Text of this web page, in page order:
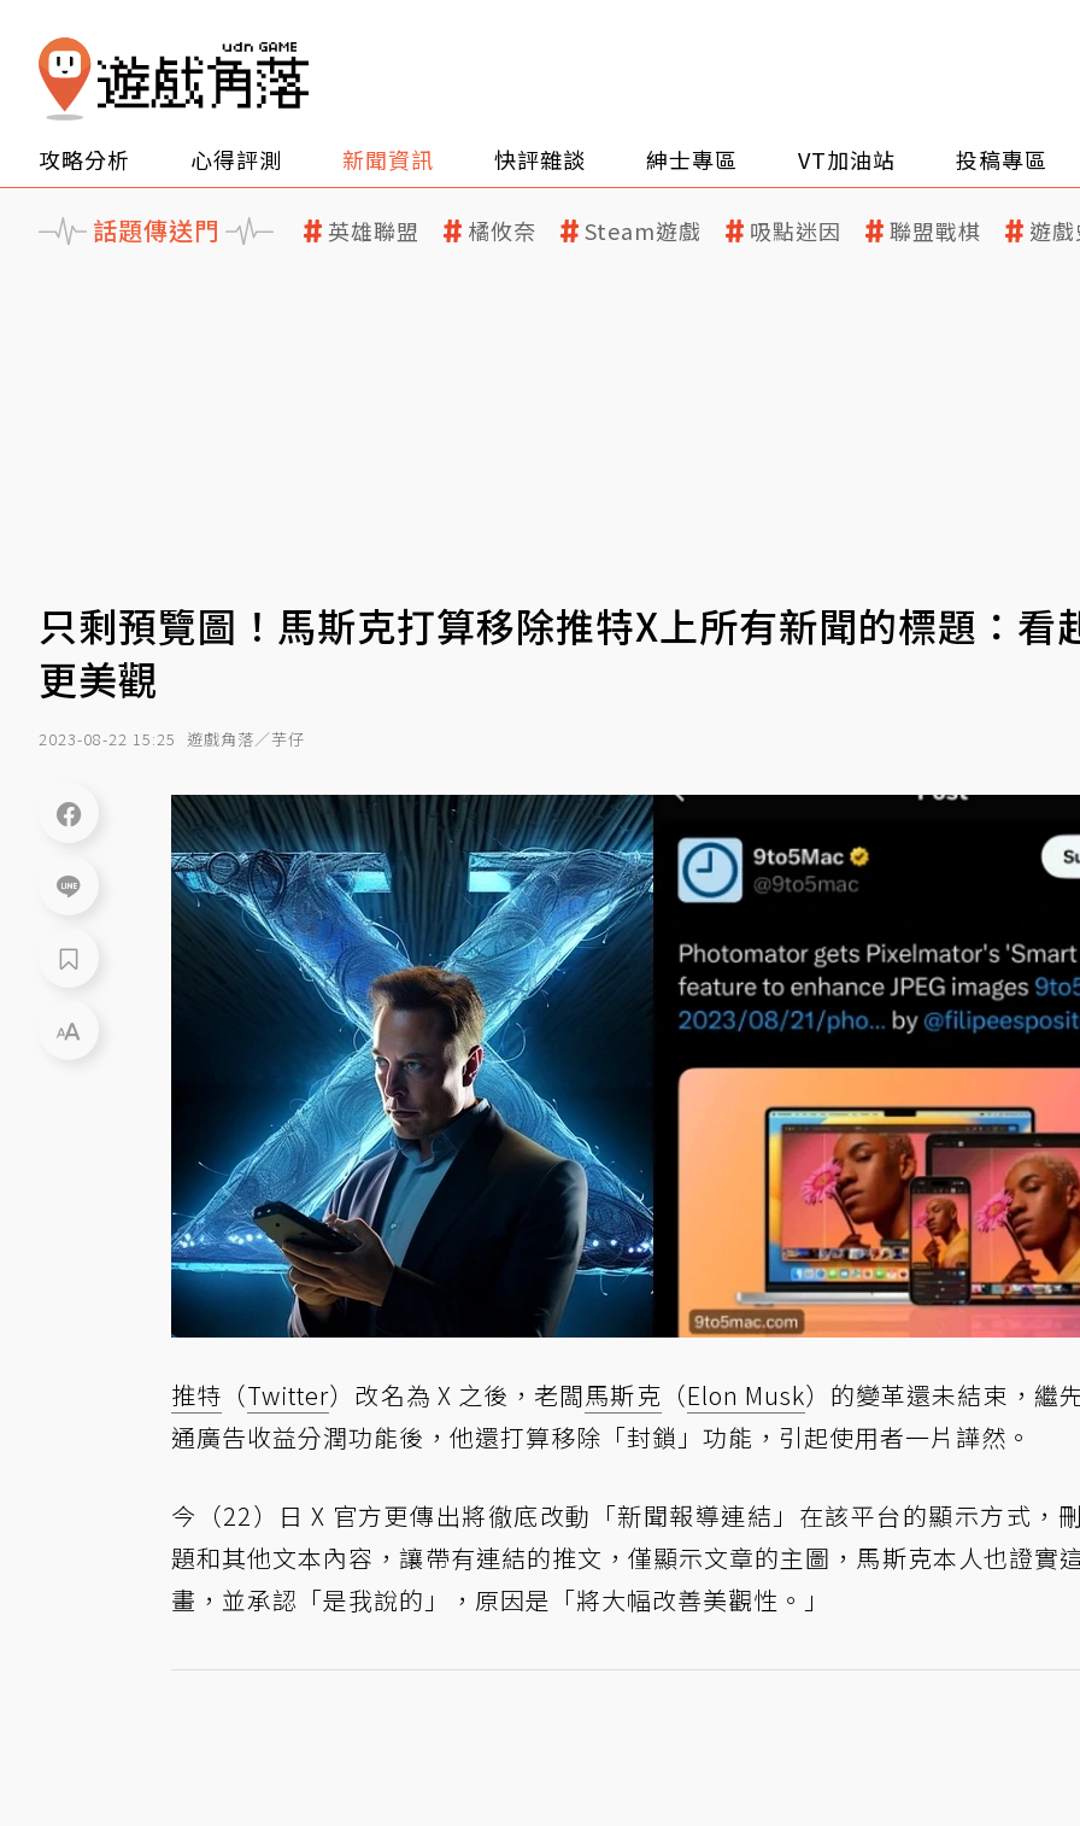
攻略分析 心得評測 新聞資訊 快評雜談 紳士專區 VT加油站 投稿專區
話題傳送門 英雄聯盟 橘攸奈 Steam遊戲 吸點迷因 聯盟戰棋 遊
只剩預覽圖！馬斯克打算移除推特X上所有新聞的標題：看
更美觀
2023-08-22 15:25 遊戲角落／芋仔
推特 （Twitter）改名為 X 之後，老闆馬斯克 （Elon Musk）的變革還未結束，繼
通廣告收益分潤功能後，他還打算移除「封鎖」功能，引起使用者一片譁然。
今（22）日 X 官方更傳出將徹底改動「新聞報導連結」在該平台的顯示方式，
題和其他文本內容，讓帶有連結的推文，僅顯示文章的主圖，馬斯克本人也證實
畫，並承認「是我說的」，原因是「將大幅改善美觀性。」